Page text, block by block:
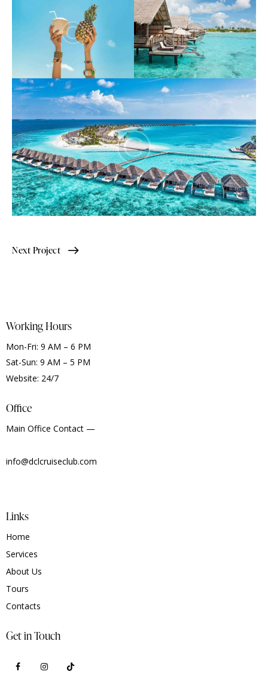
Next Project
Working Hours
Mon-Fri: 9 AM – 6 PM
Sat-Sun: 9 AM – 5 PM
Website: 24/7
Office
Main Office Contact —
info@dclcruiseclub.com
Links
Home
Services
About Us
Tours
Contacts
Get in Touch